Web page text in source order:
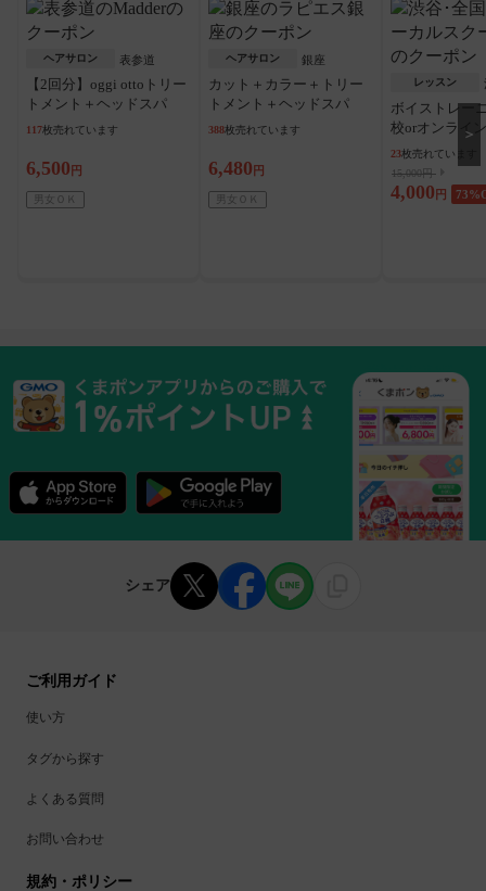
＞
ヘアサロン 表参道
【2回分】oggi ottoトリー
トメント＋ヘッドスパ
117枚売れています
6,500 円
男女ＯＫ
ヘアサロン 銀座
カット＋カラー＋トリー
トメント＋ヘッドスパ
388枚売れています
6,480 円
男女ＯＫ
レッスン
ボイストレー
校orオンライ
23枚売れています
15,000円
4,000 円 73
シェア
ご利用ガイド
使い方
タグから探す
よくある質問
お問い合わせ
規約・ポリシー